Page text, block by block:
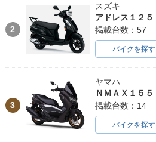
2
スズキ
アドレス１２５
掲載台数：57
バイクを探す
3
ヤマハ
ＮＭＡＸ１５５
掲載台数：14
バイクを探す